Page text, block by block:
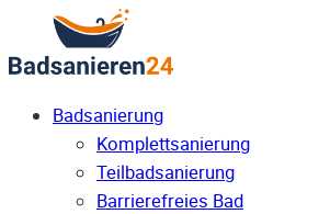
Badsanierung
Komplettsanierung
Teilbadsanierung
Barrierefreies Bad